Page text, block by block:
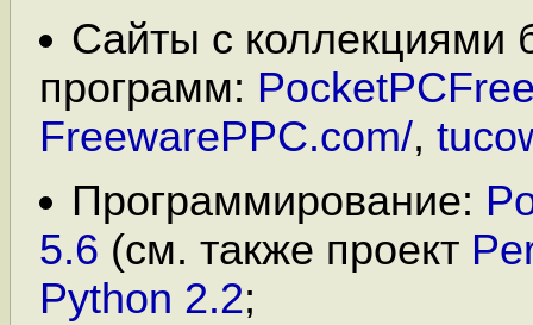
Сайты с коллекциями
программ:
FreewarePPC.com/,
Программирование:
5.6 (см. также проект
Python 2.2;